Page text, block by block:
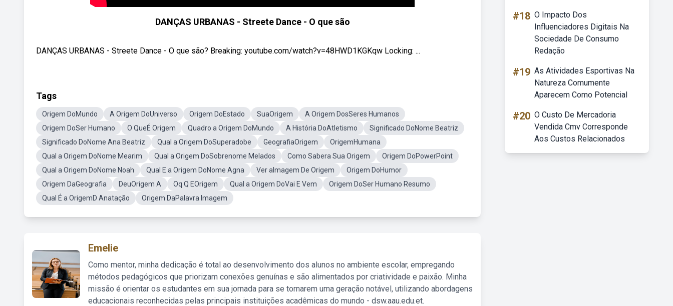
DANÇAS URBANAS - Streete Dance - O que são
DANÇAS URBANAS - Streete Dance - O que são? Breaking: youtube.com/watch?v=48HWD1KGKqw Locking: ...
Tags
Origem DoMundo A Origem DoUniverso Origem DoEstado SuaOrigem
A Origem DosSeres Humanos
Origem DoSer Humano
O QueÉ Origem Quadro a Origem DoMundo A História DoAtletismo
Significado DoNome Beatriz
Significado DoNome Ana Beatriz
Qual a Origem DoSuperadobe GeografiaOrigem
OrigemHumana
Qual a Origem DoNome Mearim
Qual a Origem DoSobrenome Melados Como Sabera Sua Origem
Origem DoPowerPoint
Qual a Origem DoNome Noah
Qual E a Origem DoNome Agna Ver aImagem De Origem
Origem DoHumor
Origem DaGeografia
DeuOrigem A Oq Q EOrigem Qual a Origem DoVai E Vem
Origem DoSer Humano Resumo
Qual É a OrigemD Anatação
Origem DaPalavra Imagem
Emelie
Como mentor, minha dedicação é total ao desenvolvimento dos alunos no ambiente escolar, empregando
métodos pedagógicos que priorizam conexões genuínas e são alimentados por criatividade e paixão. Minha
missão é orientar os estudantes em sua jornada para se tornarem uma geração notável, utilizando abordagens
educacionais reconhecidas pelas principais instituições acadêmicas do mundo - dsw.aau.edu.et.
#18 O Impacto Dos
Influenciadores Digitais Na
Sociedade De Consumo
Redação
#19 As Atividades Esportivas Na
Natureza Comumente
Aparecem Como Potencial
#20 O Custo De Mercadoria
Vendida Cmv Corresponde
Aos Custos Relacionados